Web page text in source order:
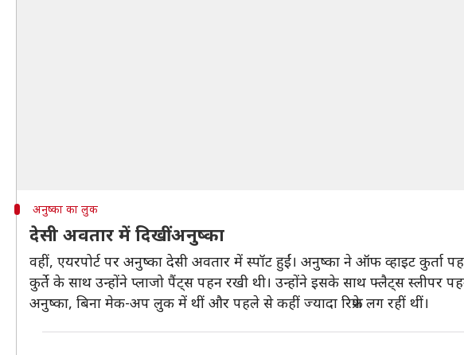
अनुष्का का लुक
देसी अवतार में दिखीं अनुष्का
वहीं, एयरपोर्ट पर अनुष्का देसी अवतार में स्पॉट हुईं। अनुष्का ने ऑफ व्हाइट कुर्ता
कुर्ते के साथ उन्होंने प्लाजो पैंट्स पहन रखी थी। उन्होंने इसके साथ फ्लैट्स स्लीपर
अनुष्का, बिना मेक-अप लुक में थीं और पहले से कहीं ज्यादा रिफ्रेश लग रहीं थीं।